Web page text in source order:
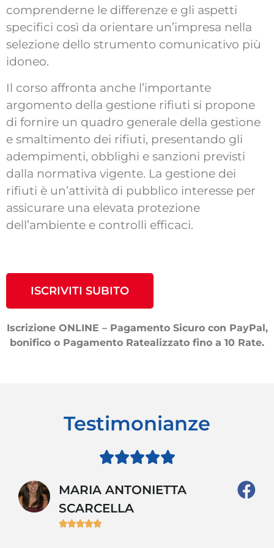
comprenderne le differenze e gli aspetti
specifici così da orientare un’impresa nella
selezione dello strumento comunicativo più
idoneo.
Il corso affronta anche l’importante
argomento della gestione rifiuti si propone
di fornire un quadro generale della gestione
e smaltimento dei rifiuti, presentando gli
adempimenti, obblighi e sanzioni previsti
dalla normativa vigente. La gestione dei
rifiuti è un’attività di pubblico interesse per
assicurare una elevata protezione
dell’ambiente e controlli efficaci.
ISCRIVITI SUBITO
Iscrizione ONLINE – Pagamento Sicuro con PayPal,
bonifico o Pagamento Ratealizzato fino a 10 Rate.
Testimonianze

MARIA ANTONIETTA
SCARCELLA
